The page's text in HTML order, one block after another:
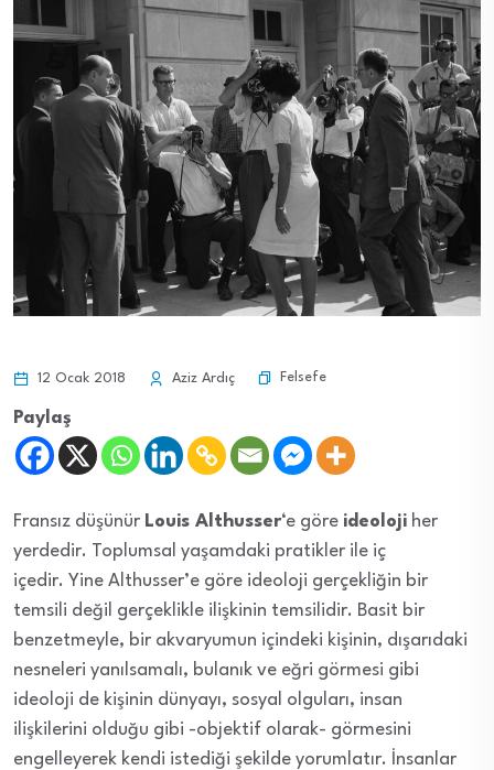
12 Ocak 2018 Aziz Ardıç Felsefe
Paylaş
Fransız düşünür Louis Althusser‘e göre ideoloji her
yerdedir. Toplumsal yaşamdaki pratikler ile iç
içedir. Yine Althusser’e göre ideoloji gerçekliğin bir
temsili değil gerçeklikle ilişkinin temsilidir. Basit bir
benzetmeyle, bir akvaryumun içindeki kişinin, dışarıdaki
nesneleri yanılsamalı, bulanık ve eğri görmesi gibi
ideoloji de kişinin dünyayı, sosyal olguları, insan
ilişkilerini olduğu gibi -objektif olarak- görmesini
engelleyerek kendi istediği şekilde yorumlatır. İnsanlar